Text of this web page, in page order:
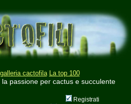
cactofila La top 100
passione per cactus e succulente
Registrati